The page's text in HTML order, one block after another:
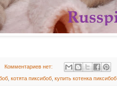
Комментариев нет:
котята пиксибоб купить котенка пиксибоб